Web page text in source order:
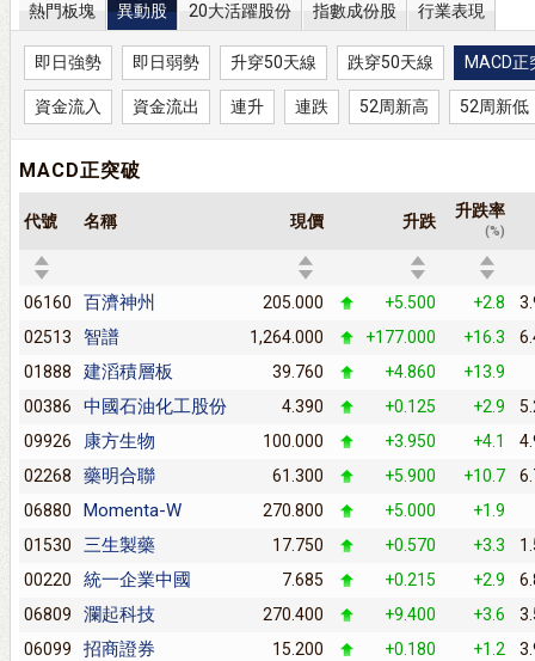
熱門板塊 異動股 20大活躍股份 指數成份股 行業表現
即日強勢 即日弱勢 升穿50天線 跌穿50天線 MACD正
資金流入 資金流出 連升 連跌 52周新高 52周新低
MACD正突破
代號 名稱 現價 升跌
升跌率
(%)
06160 百濟神州 205.000 +5.500 +2.8
02513
智譜 1,264.000 +177.000 +16.3
01888
建滔積層板 39.760 +4.860
+13.9
00386
中國石油化工股份 4.390 +0.125 +2.9
09926
康方生物 100.000 +3.950 +4.1
02268
藥明合聯 61.300 +5.900 +10.7
06880
Momenta-W 270.800 +5.000
+1.9
01530
三生製藥 17.750 +0.570 +3.3
00220
統一企業中國 7.685 +0.215 +2.9
06809
瀾起科技 270.400 +9.400 +3.6
06099
招商證券 15.200 +0.180 +1.2